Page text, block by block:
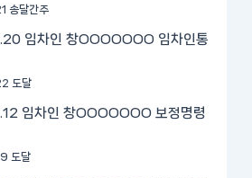
송달간주
임차인 창OOOOOOO 임차인통
도달
임차인 창OOOOOOO 보정명령
도달